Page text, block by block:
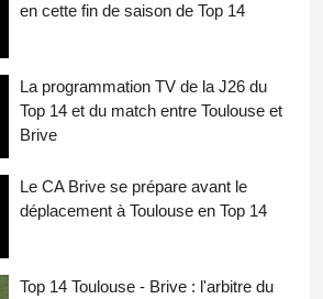
en cette fin de saison de Top 14
La programmation TV de la J26 du
Top 14 et du match entre Toulouse et
Brive
Le CA Brive se prépare avant le
déplacement à Toulouse en Top 14
Top 14 Toulouse - Brive : l'arbitre du